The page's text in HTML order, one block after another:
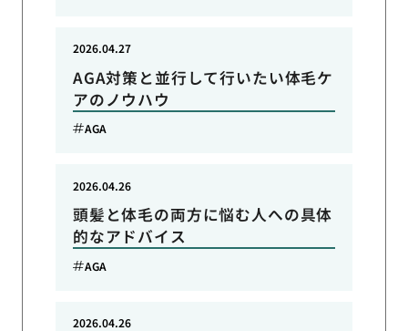
AGA対策と並行して行いたい体毛ケ
アのノウハウ
2026.04.27
AGA
頭髪と体毛の両方に悩む人への具体
的なアドバイス
2026.04.26
AGA
2026.04.26